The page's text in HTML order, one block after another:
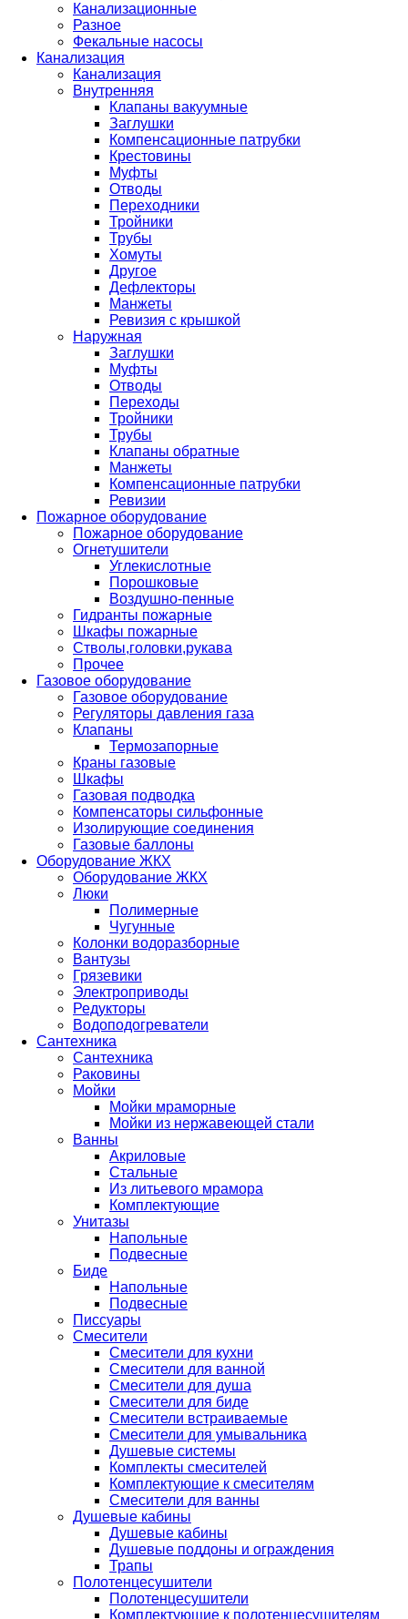
Канализационные
Разное
Фекальные насосы
Канализация
Канализация
Внутренняя
Клапаны вакуумные
Заглушки
Компенсационные патрубки
Крестовины
Муфты
Отводы
Переходники
Тройники
Трубы
Хомуты
Другое
Дефлекторы
Манжеты
Ревизия с крышкой
Наружная
Заглушки
Муфты
Отводы
Переходы
Тройники
Трубы
Клапаны обратные
Манжеты
Компенсационные патрубки
Ревизии
Пожарное оборудование
Пожарное оборудование
Огнетушители
Углекислотные
Порошковые
Воздушно-пенные
Гидранты пожарные
Шкафы пожарные
Стволы,головки,рукава
Прочее
Газовое оборудование
Газовое оборудование
Регуляторы давления газа
Клапаны
Термозапорные
Краны газовые
Шкафы
Газовая подводка
Компенсаторы сильфонные
Изолирующие соединения
Газовые баллоны
Оборудование ЖКХ
Оборудование ЖКХ
Люки
Полимерные
Чугунные
Колонки водоразборные
Вантузы
Грязевики
Электроприводы
Редукторы
Водоподогреватели
Сантехника
Сантехника
Раковины
Мойки
Мойки мраморные
Мойки из нержавеющей стали
Ванны
Акриловые
Стальные
Из литьевого мрамора
Комплектующие
Унитазы
Напольные
Подвесные
Биде
Напольные
Подвесные
Писсуары
Смесители
Смесители для кухни
Смесители для ванной
Смесители для душа
Смесители для биде
Смесители встраиваемые
Смесители для умывальника
Душевые системы
Комплекты смесителей
Комплектующие к смесителям
Смесители для ванны
Душевые кабины
Душевые кабины
Душевые поддоны и ограждения
Трапы
Полотенцесушители
Полотенцесушители
Комплектующие к полотенцесушителям